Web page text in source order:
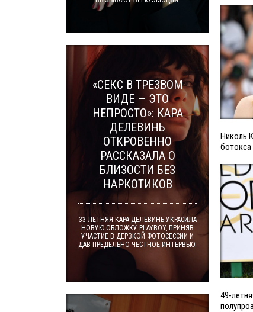
Николь
ботокса
49-
«СЕКС В ТРЕЗВОМ
ВИДЕ — ЭТО
НЕПРОСТО»: КАРА
ДЕЛЕВИНЬ
ОТКРОВЕННО
РАССКАЗАЛА О
БЛИЗОСТИ БЕЗ
НАРКОТИКОВ
33-ЛЕТНЯЯ КАРА ДЕЛЕВИНЬ УКРАСИЛА
НОВУЮ ОБЛОЖКУ PLAYBOY, ПРИНЯВ
УЧАСТИЕ В ДЕРЗКОЙ ФОТОСЕССИИ И
ДАВ ПРЕДЕЛЬНО ЧЕСТНОЕ ИНТЕРВЬЮ.